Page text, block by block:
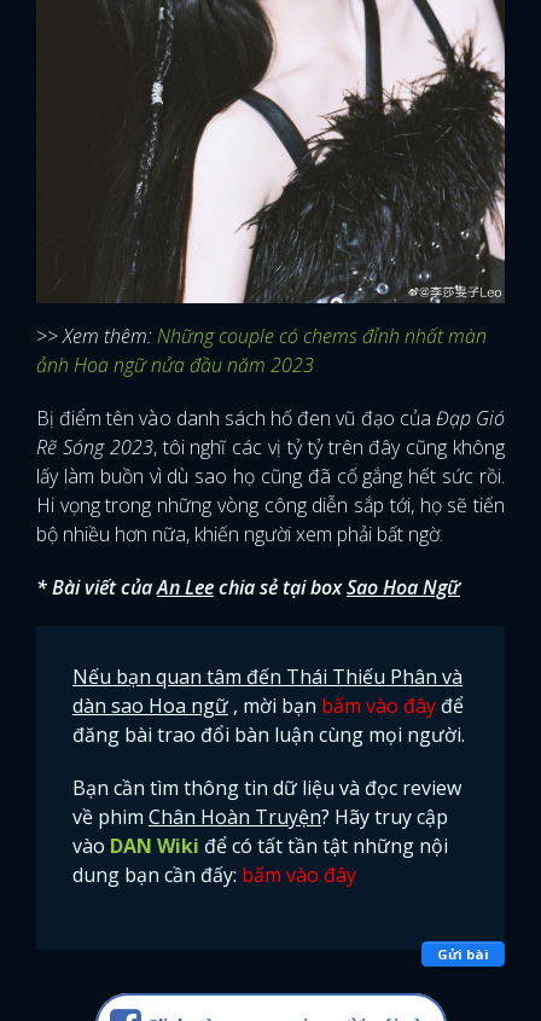
>> Xem thêm:Những couple có chems đỉnh nhất màn
ảnh Hoa ngữ nửa đầu năm 2023
Bị điểm tên vào danh sách hố đen vũ đạo của Đạp Gió
Rẽ Sóng 2023, tôi nghĩ các vị tỷ tỷ trên đây cũng không
lấy làm buồn vì dù sao họ cũng đã cố gắng hết sức rồi.
Hi vọng trong những vòng công diễn sắp tới, họ sẽ tiến
bộ nhiều hơn nữa, khiến người xem phải bất ngờ.
* Bài viết củaAn Leechia sẻ tại boxSao Hoa Ngữ
Nếu bạn quan tâm đến Thái Thiếu Phân và
dàn sao Hoa ngữ , mời bạn bấm vào đây để
đăng bài trao đổi bàn luận cùng mọi người.
Bạn cần tìm thông tin dữ liệu và đọc review
về phim Chân Hoàn Truyện? Hãy truy cập
vào DAN Wiki để có tất tần tật những nội
dung bạn cần đấy: bấm vào đây
Gửi bài